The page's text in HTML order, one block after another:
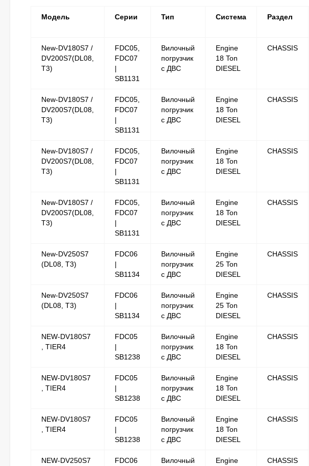
Модель Серии Тип Система Раздел
New-DV180S7 /
DV200S7(DL08,
T3)
FDC05,
FDC07
|
SB1131
Вилочный
погрузчик
с ДВС
Engine
18 Ton
DIESEL
CHASSIS
New-DV180S7 /
DV200S7(DL08,
T3)
FDC05,
FDC07
|
SB1131
Вилочный
погрузчик
с ДВС
Engine
18 Ton
DIESEL
CHASSIS
New-DV180S7 /
DV200S7(DL08,
T3)
FDC05,
FDC07
|
SB1131
Вилочный
погрузчик
с ДВС
Engine
18 Ton
DIESEL
CHASSIS
New-DV180S7 /
DV200S7(DL08,
T3)
FDC05,
FDC07
|
SB1131
Вилочный
погрузчик
с ДВС
Engine
18 Ton
DIESEL
CHASSIS
New-DV250S7
(DL08, T3)
FDC06
|
SB1134
Вилочный
погрузчик
с ДВС
Engine
25 Ton
DIESEL
CHASSIS
New-DV250S7
(DL08, T3)
FDC06
|
SB1134
Вилочный
погрузчик
с ДВС
Engine
25 Ton
DIESEL
CHASSIS
NEW-DV180S7
, TIER4
FDC05
|
SB1238
Вилочный
погрузчик
с ДВС
Engine
18 Ton
DIESEL
CHASSIS
NEW-DV180S7
, TIER4
FDC05
|
SB1238
Вилочный
погрузчик
с ДВС
Engine
18 Ton
DIESEL
CHASSIS
NEW-DV180S7
, TIER4
FDC05
|
SB1238
Вилочный
погрузчик
с ДВС
Engine
18 Ton
DIESEL
CHASSIS
NEW-DV250S7
FDC06
Вилочный
Engine
CHASSIS